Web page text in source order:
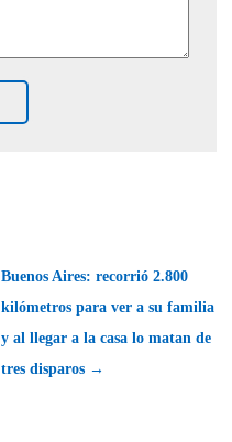
Buenos Aires: recorrió 2.800
kilómetros para ver a su familia
y al llegar a la casa lo matan de
tres disparos →